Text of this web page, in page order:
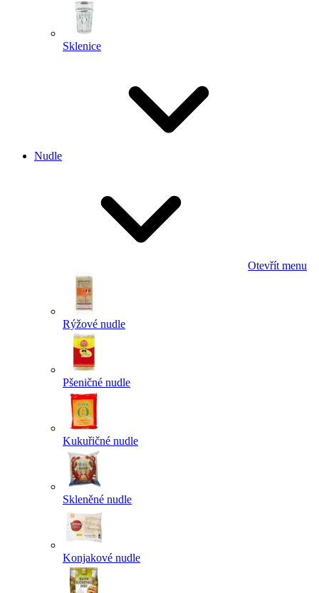
Sklenice
Nudle
Otevřít menu
Rýžové nudle
Pšeničné nudle
Kukuřičné nudle
Skleněné nudle
Konjakové nudle